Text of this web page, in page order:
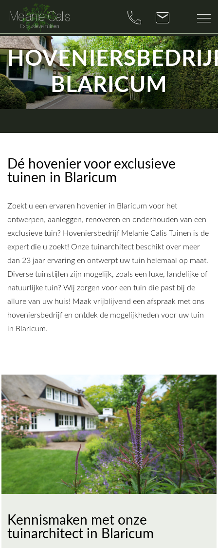
BLARICUM
Dé hovenier voor exclusieve
tuinen in Blaricum
Zoekt u een ervaren hovenier in Blaricum voor het
ontwerpen, aanleggen, renoveren en onderhouden van een
exclusieve tuin? Hoveniersbedrijf Melanie Calis Tuinen is de
expert die u zoekt! Onze tuinarchitect beschikt over meer
dan 23 jaar ervaring en ontwerpt uw tuin helemaal op maat.
Diverse tuinstijlen zijn mogelijk, zoals een
luxe, landelijke of
natuurlijke tuin? Wij zorgen voor een tuin die past bij de
allure van uw huis! Maak vrijblijvend een afspraak met ons
hoveniersbedrijf en ontdek de mogelijkheden voor uw tuin
in Blaricum.
Kennismaken met onze
tuinarchitect in Blaricum